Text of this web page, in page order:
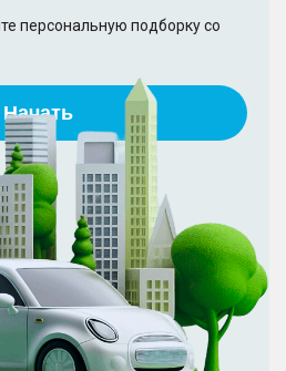
персональную подборку со
Начать